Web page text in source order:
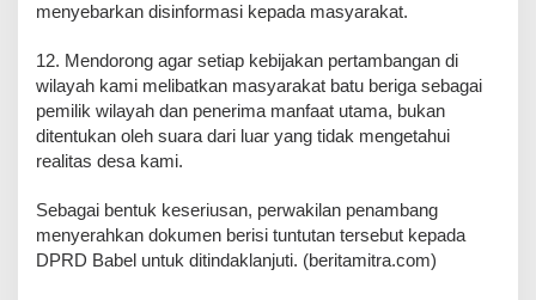
menyebarkan disinformasi kepada masyarakat.
12. Mendorong agar setiap kebijakan pertambangan di
wilayah kami melibatkan masyarakat batu beriga sebagai
pemilik wilayah dan penerima manfaat utama, bukan
ditentukan oleh suara dari luar yang tidak mengetahui
realitas desa kami.
‎Sebagai bentuk keseriusan, perwakilan penambang
menyerahkan dokumen berisi tuntutan tersebut kepada
DPRD Babel untuk ditindaklanjuti. (beritamitra.com)